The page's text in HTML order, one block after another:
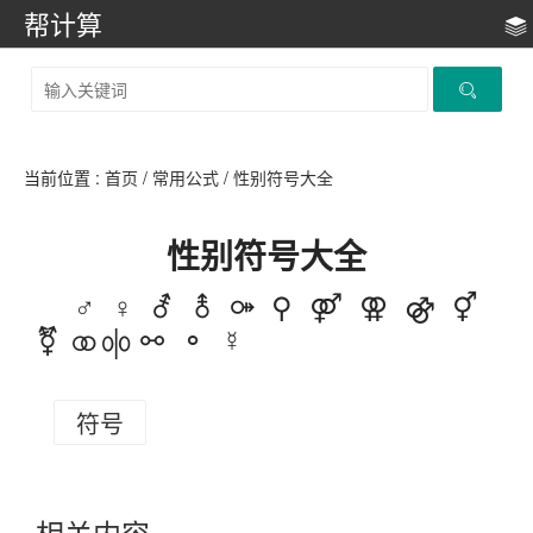
帮计算
当前位置 : 首页 / 常用公式 / 性别符号大全
性别符号大全
♂ ♀ ⚦ ⚨ ⚩ ⚲ ⚤ ⚢ ⚣ ⚥
⚧ ⚭ ⚮ ⚯ ⚬ ☿
符号